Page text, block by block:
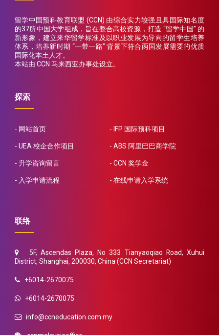
留学中国预科教育联盟 (CCN) 由综合实力较强且具国际知名度
的37所中国大学组成，旨在整合高校资源，打造 “留学中国” 的
新形象，建立来华留学标准及以职业发展为导向的留学生培养
体系，培养新时期 “一带一路” 背景下符合两国发展需要的优质
国际化本土人才。
本站由 CCN 马来西亚办事处设立。
探索
网站首页 IFP 国际预科项目
UEA 校企合作项目 ABS 阿里巴巴商学院
升学咨询留言 CCN 奖学金
入学申请流程 在线申请入学系统
联络
5F, Ascendas Plaza, No 333 Tianyaoqiao Road, Xuhui
District, Shanghai, 200030, China (CCN Secretariat)
+6014-2670075
+6014-2670075
info@ccneducation.com.my